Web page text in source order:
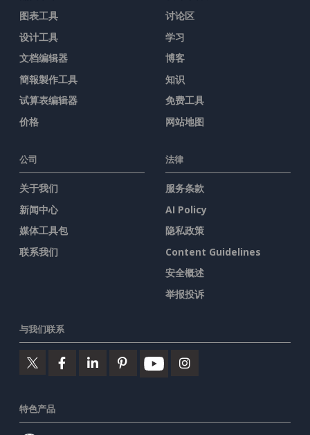
图表工具
设计工具
文档编辑器
簡報製作工具
试算表编辑器
价格
讨论区
学习
博客
知识
免费工具
网站地图
公司
关于我们
新闻中心
媒体工具包
联系我们
法律
服务条款
AI Policy
隐私政策
Content Guidelines
安全概述
举报投诉
与我们联系
特色产品